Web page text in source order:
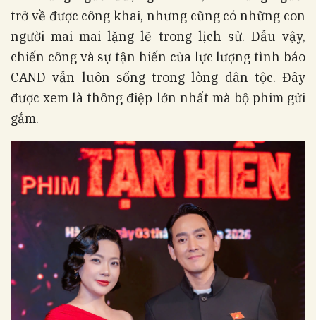
trở về được công khai, nhưng cũng có những con
người mãi mãi lặng lẽ trong lịch sử. Dẫu vậy,
chiến công và sự tận hiến của lực lượng tình báo
CAND vẫn luôn sống trong lòng dân tộc. Đây
được xem là thông điệp lớn nhất mà bộ phim gửi
gắm.